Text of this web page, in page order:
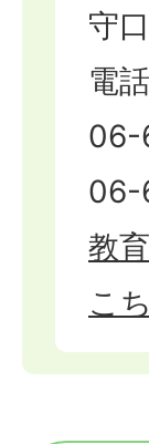
守
電
06-
06-
教
こ